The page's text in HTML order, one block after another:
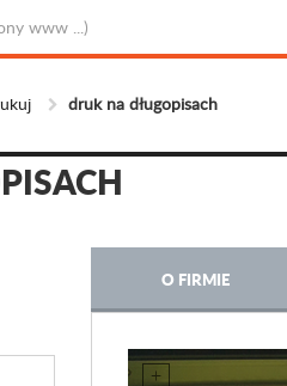
druk na długopisach
O FIRMIE